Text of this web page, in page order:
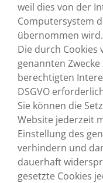
weil dies von der
Computersystem
übernommen wird.
Die durch
genannten
berechtigten
DSGVO
Sie können die
Website jederzeit
Einstellung des
verhindern und
dauerhaft
gesetzte Cookies